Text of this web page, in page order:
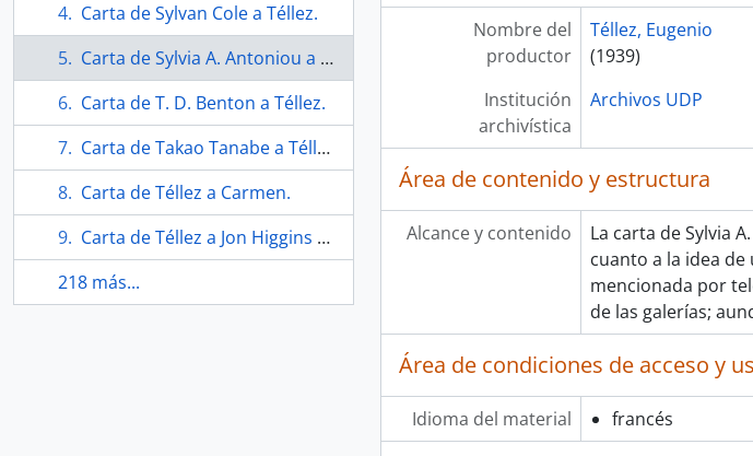
Carta de Sylvan Cole a Téllez.
Carta de Sylvia A. Antoniou a Téllez.
Carta de T. D. Benton a Téllez.
Carta de Takao Tanabe a Téllez.
Carta de Téllez a Carmen.
Carta de Téllez a Jon Higgins de la York University
218 más...
Nombre del
productor
Téllez, Eugenio
(1939)
Institución
archivística
Archivos UDP
Área de contenido y estructura
Alcance y contenido
La carta de Sylvia
cuanto a la idea
mencionada por
de las galerías;
Área de condiciones de acceso y
Idioma del material francés